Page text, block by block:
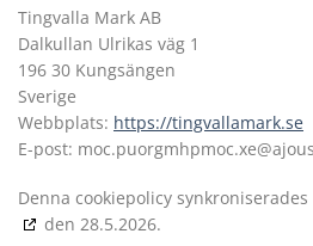
Tingvalla Mark AB
Dalkullan Ulrikas väg 1
196 30 Kungsängen
Sverige
Webbplats: https://tingvallamark.se
E-post:
ex.com
phmgroup.com
Denna cookiepolicy synkroniserades
den 28.5.2026.